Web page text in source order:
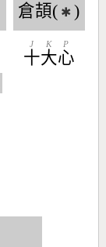
倉頡( ✱ )
十
J
大
K
心
P